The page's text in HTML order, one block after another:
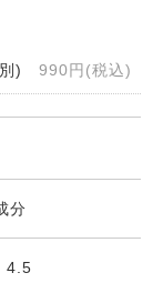
) 990円(税込)
分
4.5